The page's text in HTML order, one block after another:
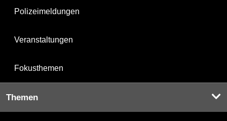
Polizeimeldungen
Veranstaltungen
Fokusthemen
Themen